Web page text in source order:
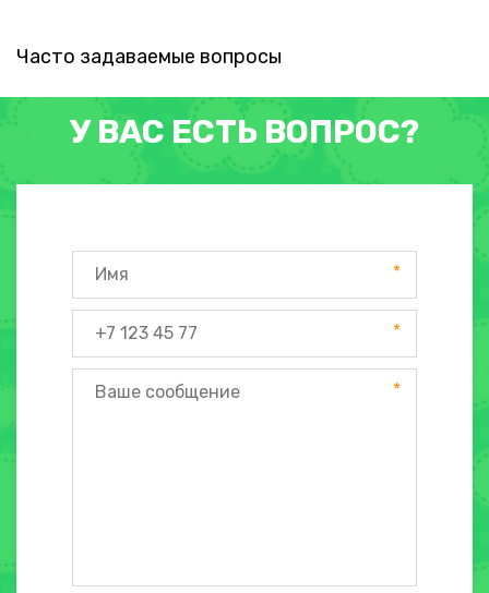
Часто задаваемые вопросы
У ВАС ЕСТЬ ВОПРОС?
*
*
*